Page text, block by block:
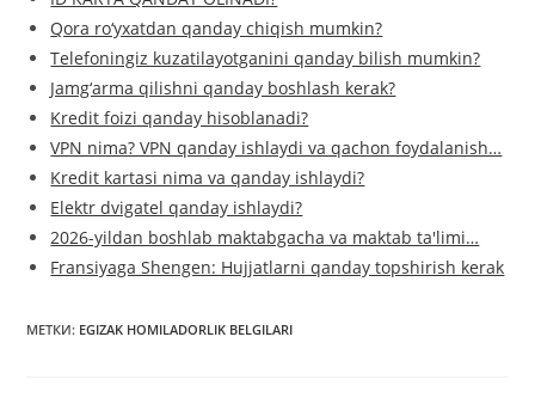
Qora ro‘yxatdan qanday chiqish mumkin?
Telefoningiz kuzatilayotganini qanday bilish mumkin?
Jamg‘arma qilishni qanday boshlash kerak?
Kredit foizi qanday hisoblanadi?
VPN nima? VPN qanday ishlaydi va qachon foydalanish…
Kredit kartasi nima va qanday ishlaydi?
Elektr dvigatel qanday ishlaydi?
2026-yildan boshlab maktabgacha va maktab ta'limi…
Fransiyaga Shengen: Hujjatlarni qanday topshirish kerak
МЕТКИ: EGIZAK HOMILADORLIK BELGILARI